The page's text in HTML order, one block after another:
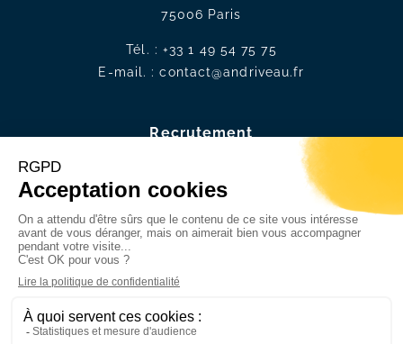
75006 Paris
Tél. : +33 1 49 54 75 75
E-mail. :contact@andriveau.fr
Recrutement
Offres d’emplois
FR ES DE IT